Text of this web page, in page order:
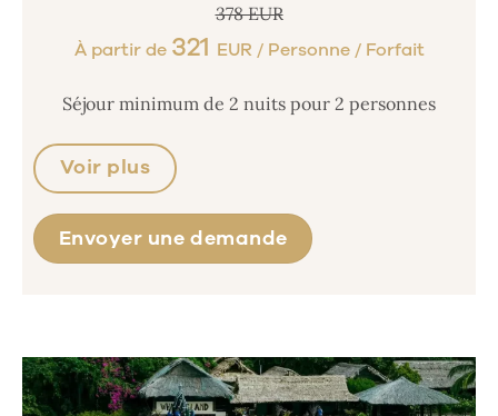
378 EUR
À partir de 321 EUR / Personne / Forfait
Séjour minimum de 2 nuits pour 2 personnes
Voir plus
Envoyer une demande